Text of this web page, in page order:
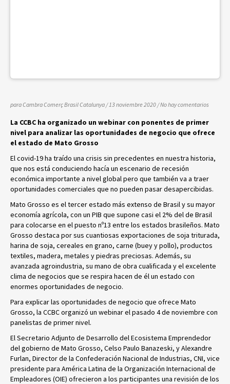
para Cambra Comerç Brasil Catalunya/ 13 noviembre 2020/No hay comentarios
La CCBC ha organizado un webinar con ponentes de primer
nivel para analizar las oportunidades de negocio que ofrece
el estado de Mato Grosso
El covid-19 ha traído una crisis sin precedentes en nuestra historia,
que nos está conduciendo hacía un escenario de recesión
económica importante a nivel global pero que también va a traer
oportunidades comerciales que no pueden pasar desapercibidas.
Mato Grosso es el tercer estado más extenso de Brasil y su mayor
economía agrícola, con un PIB que supone casi el 2% del de Brasil
para colocarse en el puesto nº13 entre los estados brasileños. Mato
Grosso destaca por sus cuantiosas exportaciones de soja triturada,
harina de soja, cereales en grano, carne (buey y pollo), productos
textiles, madera, metales y piedras preciosas. Además, su
avanzada agroindustria, su mano de obra cualificada y el excelente
clima de negocios que se respira hacen de él un estado con
enormes oportunidades de negocio.
Para explicar las oportunidades de negocio que ofrece Mato
Grosso, la CCBC organizó un webinar el pasado 4 de noviembre con
panelistas de primer nivel.
El Secretario Adjunto de Desarrollo del Ecosistema Emprendedor
del gobierno de Mato Grosso, Celso Paulo Banazeski, y Alexandre
Furlan, Director de la Confederación Nacional de Industrias, CNI, vice
presidente para América Latina de la Organización Internacional de
Empleadores (OIE) ofrecieron a los participantes una revisión de los